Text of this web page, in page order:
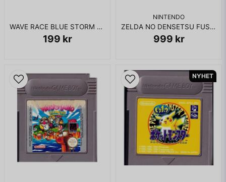
WAVE RACE BLUE STORM GAMECUBE
199 kr
NINTENDO
ZELDA NO DENSETSU FUSHIGI NO KI NO MI DAICHI NO SHOU THE LEGEND OF ZELDA ORACLE OF SEASONS GBC GAMEBOY COLOR CGB-P-AZ7J(JPN)
999 kr
NYHET